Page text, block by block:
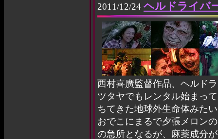
2011/12/24 ヘルドライバ
西村喜廣監督作品、ヘルド
ツタヤでもレンタル始まっ
ちてきた地球外生命体みた
おでこにまるで夕張メロン
の急所となるが、麻薬成分